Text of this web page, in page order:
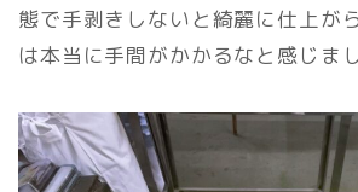
態で手剥きしないと綺麗に仕上が
は本当に手間がかかるなと感じまし